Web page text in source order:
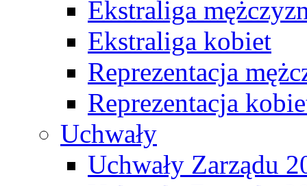
Ekstraliga
Ekstraliga kobiet
Reprezentacja
Reprezentacja
Uchwały
Uchwały Zarządu